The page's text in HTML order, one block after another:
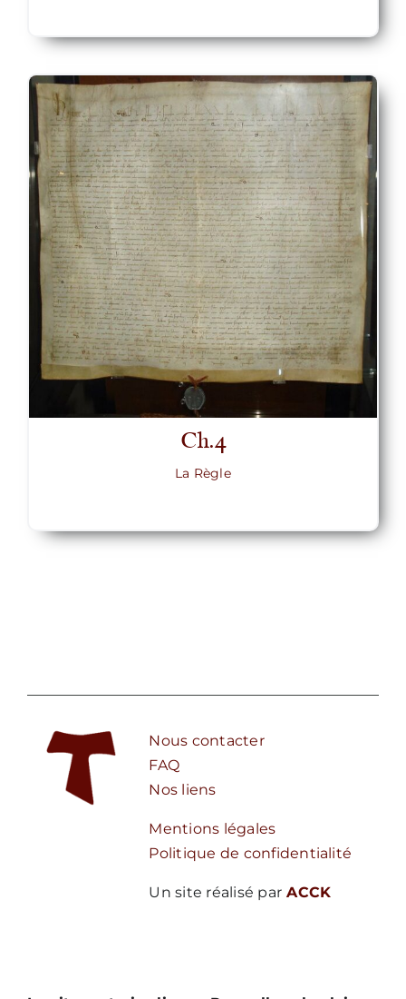
Ch.4
La Règle
Nous contacter
FAQ
Nos liens
Mentions légales
Politique de confidentialité
Un site réalisé par ACCK